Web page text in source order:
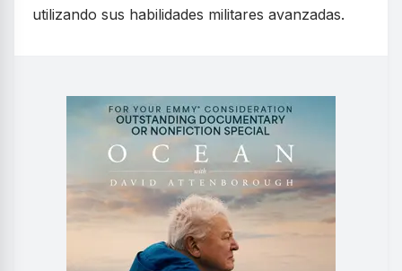
utilizando sus habilidades militares avanzadas.